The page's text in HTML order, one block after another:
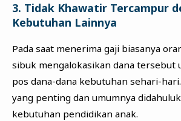
3. Tidak Khawatir Tercampur
Kebutuhan Lainnya
Pada saat menerima gaji biasanya
sibuk mengalokasikan dana tersebut
pos dana-dana kebutuhan sehari-
yang penting dan umumnya
kebutuhan pendidikan anak.